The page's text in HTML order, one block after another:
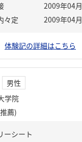
2009年04月
々定
2009年04月
体験記の詳細はこちら
男性
学院
薦)
ーシート